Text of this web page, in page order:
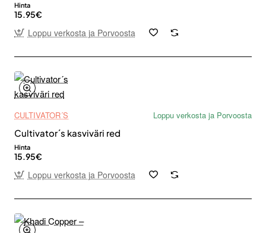
Hinta
15.95€
Loppu verkosta ja Porvoosta
CULTIVATOR´S
Loppu verkosta ja Porvoosta
Cultivator´s kasviväri red
Hinta
15.95€
Loppu verkosta ja Porvoosta